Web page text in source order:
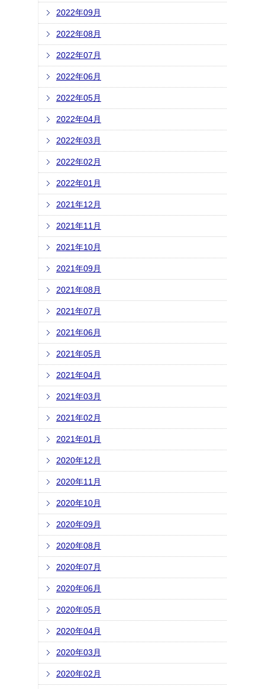
2022年09月
2022年08月
2022年07月
2022年06月
2022年05月
2022年04月
2022年03月
2022年02月
2022年01月
2021年12月
2021年11月
2021年10月
2021年09月
2021年08月
2021年07月
2021年06月
2021年05月
2021年04月
2021年03月
2021年02月
2021年01月
2020年12月
2020年11月
2020年10月
2020年09月
2020年08月
2020年07月
2020年06月
2020年05月
2020年04月
2020年03月
2020年02月